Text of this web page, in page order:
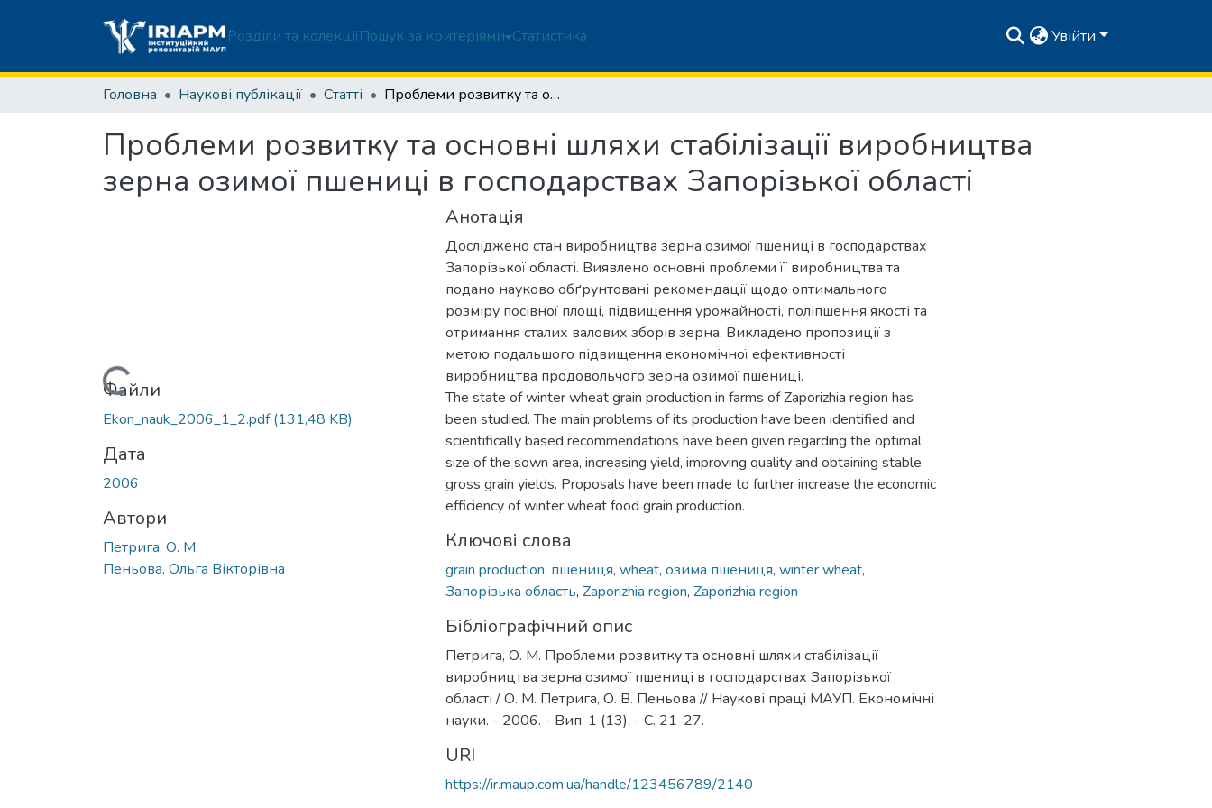
Розділи та колекціїПошук за критеріями Статистика Увійти
Головна Наукові публікації Статті Проблеми розвитку та основні шляхи стабілізації виробництва зерна озимої пшениці в господарствах Запорізької області
Проблеми розвитку та основні шляхи стабілізації виробництва
зерна озимої пшениці в господарствах Запорізької області
Вантажиться...
Файли
Ekon_nauk_2006_1_2.pdf(131,48 KB)
Дата
2006
Автори
Петрига, О. М.
Пеньова, Ольга Вікторівна
Анотація
Досліджено стан виробництва зерна озимої пшениці в господарствах
Запорізької області. Виявлено основні проблеми її виробництва та
подано науково обґрунтовані рекомендації щодо оптимального
розміру посівної площі, підвищення урожайності, поліпшення якості та
отримання сталих валових зборів зерна. Викладено пропозиції з
метою подальшого підвищення економічної ефективності
виробництва продовольчого зерна озимої пшениці.
The state of winter wheat grain production in farms of Zaporizhia region has
been studied. The main problems of its production have been identified and
scientifically based recommendations have been given regarding the optimal
size of the sown area, increasing yield, improving quality and obtaining stable
gross grain yields. Proposals have been made to further increase the economic
efficiency of winter wheat food grain production.
Ключові слова
grain production, пшениця, wheat, озима пшениця, winter wheat,
Запорізька область, Zaporizhia region, Zaporizhia region
Бібліографічний опис
Петрига, О. М. Проблеми розвитку та основні шляхи стабілізації
виробництва зерна озимої пшениці в господарствах Запорізької
області / О. М. Петрига, О. В. Пеньова // Наукові праці МАУП. Економічні
науки. - 2006. - Вип. 1 (13). - С. 21-27.
URI
https://ir.maup.com.ua/handle/123456789/2140